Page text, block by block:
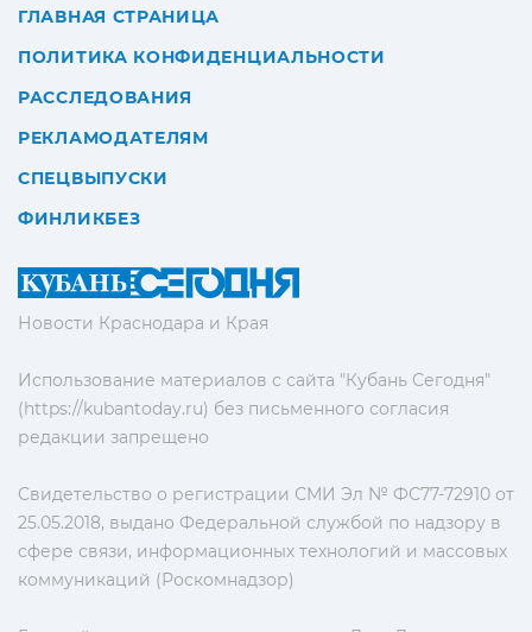
Новости Краснодара и Края
Использование материалов с сайта "Кубань Сегодня"
(https://kubantoday.ru) без письменного согласия
редакции запрещено
Свидетельство о регистрации СМИ Эл № ФС77-72910 от
25.05.2018, выдано Федеральной службой по надзору в
сфере связи, информационных технологий и массовых
коммуникаций (Роскомнадзор)
ГЛАВНАЯ СТРАНИЦА
ПОЛИТИКА КОНФИДЕНЦИАЛЬНОСТИ
РАССЛЕДОВАНИЯ
РЕКЛАМОДАТЕЛЯМ
СПЕЦВЫПУСКИ
ФИНЛИКБЕЗ